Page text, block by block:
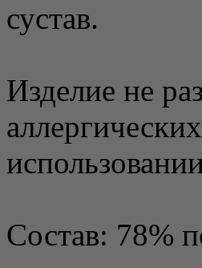
сустав.
Изделие не
Состав: 78%